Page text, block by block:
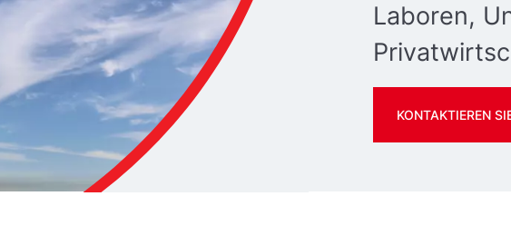
Laboren,
KONTAKTIEREN